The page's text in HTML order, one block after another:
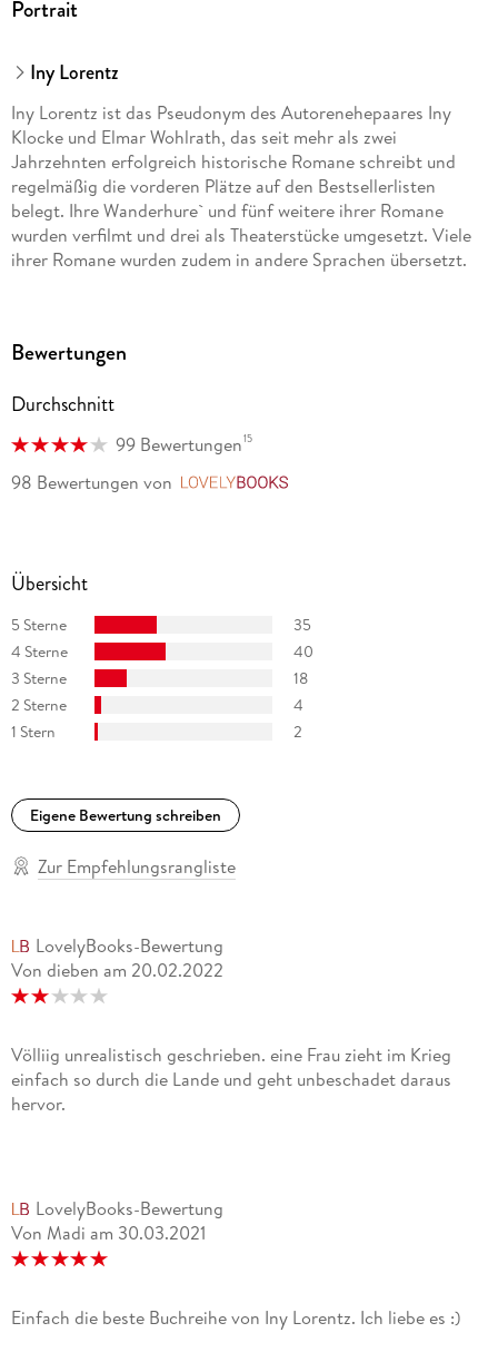
Portrait
Iny Lorentz
Iny Lorentz ist das Pseudonym des Autorenehepaares Iny
Klocke und Elmar Wohlrath, das seit mehr als zwei
Jahrzehnten erfolgreich historische Romane schreibt und
regelmäßig die vorderen Plätze auf den Bestsellerlisten
belegt. Ihre Wanderhure` und fünf weitere ihrer Romane
wurden verfilmt und drei als Theaterstücke umgesetzt. Viele
ihrer Romane wurden zudem in andere Sprachen übersetzt.
Goldenen Homer für unsere Verdienste für den Historischen
Königsee für " Die Wanderapothekerin" ausgezeichnet.
Besuchen sie die beiden auf ihrer Homepage, auf Facebook
und Instagram:
www. facebook. com/Inys. und. Elmars. Romane
www. instagram. com/iny. lorentz/
Bewertungen
Durchschnitt
99 Bewertungen15
98 Bewertungen von
Übersicht
5 Sterne
35
4 Sterne
40
3 Sterne
18
2 Sterne
4
1 Stern
2
Eigene Bewertung schreiben
Zur Empfehlungsrangliste
LovelyBooks-Bewertung
Von dieben am 20.02.2022
Völliig unrealistisch geschrieben. eine Frau zieht im Krieg
einfach so durch die Lande und geht unbeschadet daraus
hervor.
LovelyBooks-Bewertung
Von Madi am 30.03.2021
Einfach die beste Buchreihe von Iny Lorentz. Ich liebe es :)